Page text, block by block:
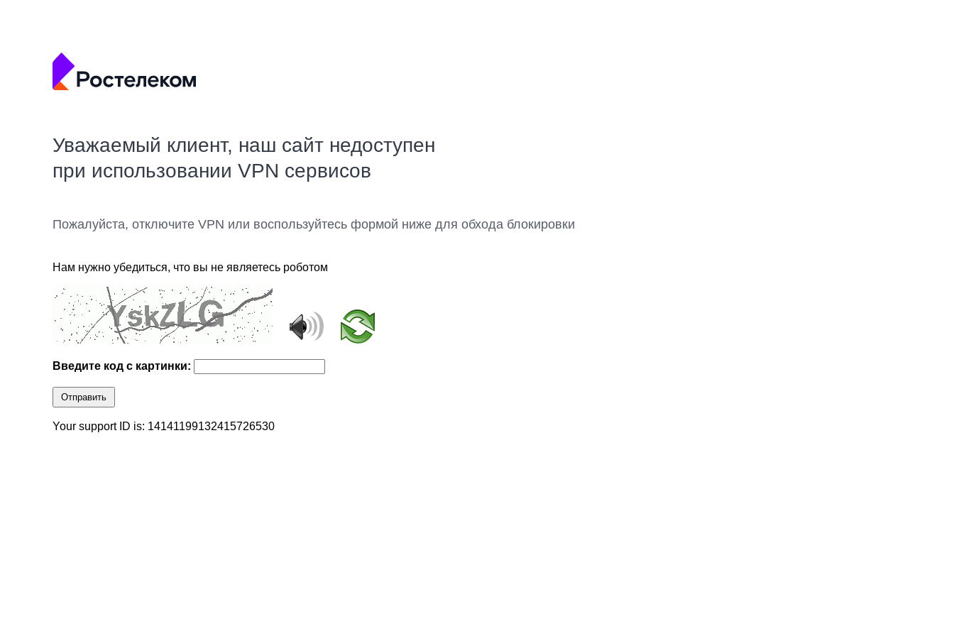
Уважаемый клиент, наш сайт недоступен
при использовании VPN сервисов
Пожалуйста, отключите VPN или воспользуйтесь формой ниже для обхода блокировки
Нам нужно убедиться, что вы не являетесь роботом
Введите код с картинки:
Отправить
Your support ID is: 14141199132415726530